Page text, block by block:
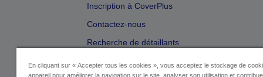
Inscription à CoverPlus
Contactez-nous
Recherche de détaillants
En cliquant sur « Accepter tous les cookies », vous acceptez le stockage de
appareil pour améliorer la navigation sur le site, analyser son utilisation et